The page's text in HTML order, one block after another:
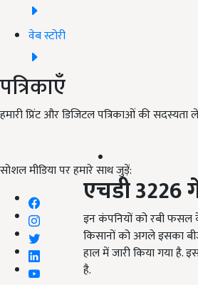
वेब स्टोरी
पत्रिकाएँ
हमारी प्रिंट और डिजिटल पत्रिकाओं की सदस्यता लें
सोशल मीडिया पर हमारे साथ जुड़ें:
एचडी 3226
इन कंपनियों को रबी फसल
किसानों को अगले इसका
हाल में जारी किया गया है.
है.